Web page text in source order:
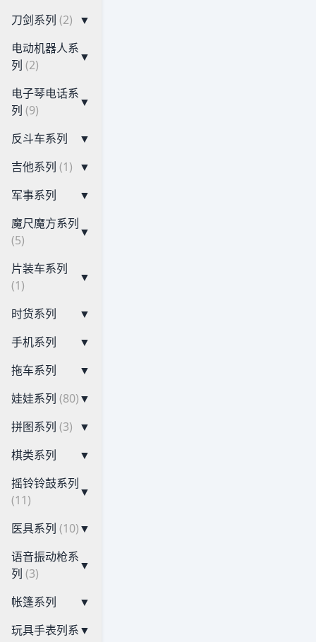
刀剑系列 (2) ▼
电动机器人系
列 (2)
▼
电子琴电话系
列 (9)
▼
反斗车系列
▼
吉他系列 (1) ▼
军事系列
▼
魔尺魔方系列
(5)
▼
片装车系列
(1)
▼
时货系列
▼
手机系列
▼
拖车系列
▼
娃娃系列 (80)▼
拼图系列 (3) ▼
棋类系列
▼
摇铃铃鼓系列
(11)
▼
医具系列 (10)▼
语音振动枪系
列 (3)
▼
帐篷系列
▼
玩具手表列系▼